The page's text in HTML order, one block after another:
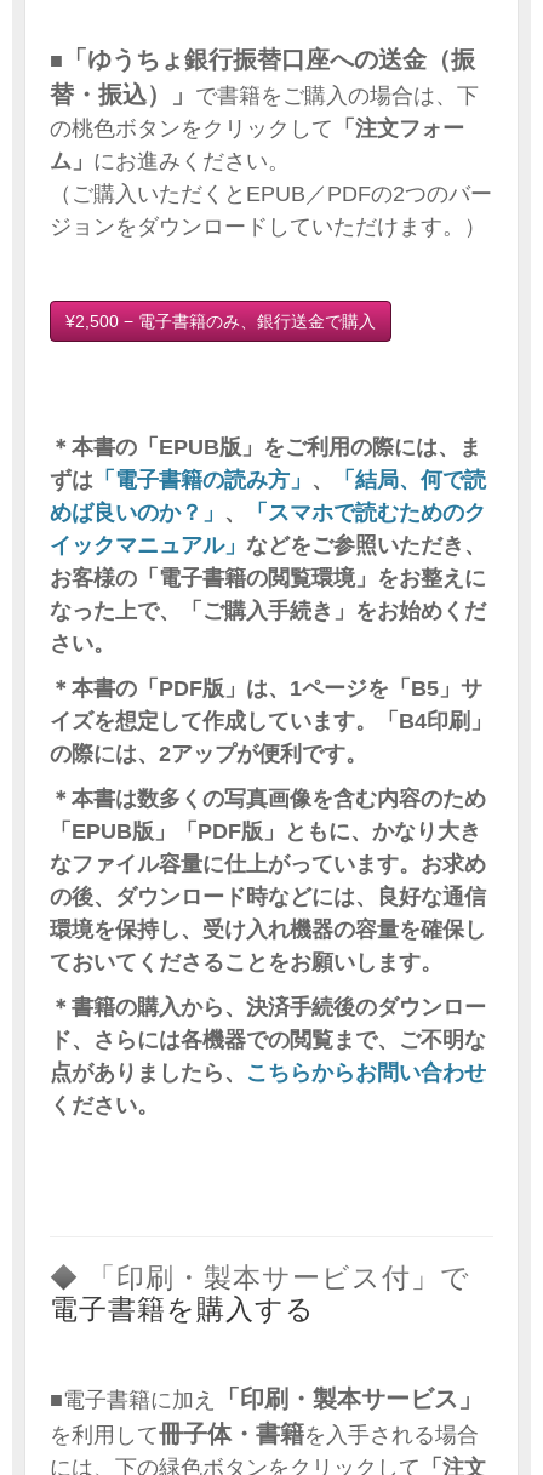
■ 「ゆうちょ銀行振替口座への送金（振
替・振込）」 で書籍をご購入の場合は、下
の桃色ボタンをクリックして 「注文フォー
ム」 にお進みください。
（ご購入いただくとEPUB／PDFの2つのバー
ジョンをダウンロードしていただけます。）
¥2,500 − 電子書籍のみ、銀行送金で購入
＊本書の「EPUB版」をご利用の際には、ま
ずは 「電子書籍の読み方」 、
「結局、何で読
めば良いのか？」 、
「スマホで読むためのク
イックマニュアル」 などをご参照いただき、
お客様の「電子書籍の閲覧環境」をお整えに
なった上で、「ご購入手続き」をお始めくだ
さい。
＊本書の「PDF版」は、1ページを「B5」サ
イズを想定して作成しています。「B4印刷」
の際には、2アップが便利です。
＊本書は数多くの写真画像を含む内容のため
「EPUB版」「PDF版」ともに、かなり大き
なファイル容量に仕上がっています。お求め
の後、ダウンロード時などには、良好な通信
環境を保持し、受け入れ機器の容量を確保し
ておいてくださることをお願いします。
＊書籍の購入から、決済手続後のダウンロー
ド、さらには各機器での閲覧まで、ご不明な
点がありましたら、 こちらからお問い合わせ
ください。
◆ 「印刷・製本サービス付」で
電子書籍を購入する
■電子書籍に加え 「印刷・製本サービス」
を利用して冊子体・書籍を入手される場合
には、下の緑色ボタンをクリックして 「注文